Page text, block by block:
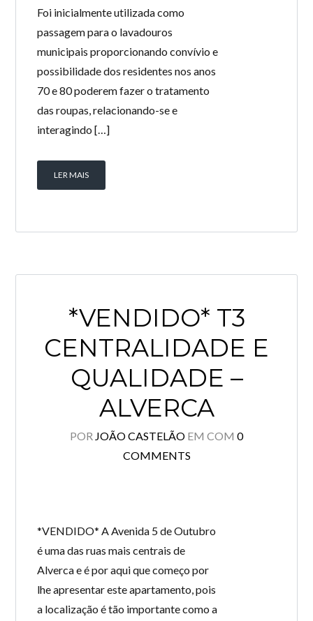
Foi inicialmente utilizada como
passagem para o lavadouros
municipais proporcionando convívio e
possibilidade dos residentes nos anos
70 e 80 poderem fazer o tratamento
das roupas, relacionando-se e
interagindo […]
LER MAIS
*VENDIDO* T3
CENTRALIDADE E
QUALIDADE –
ALVERCA
POR JOÃO CASTELÃO EM COM 0
COMMENTS
*VENDIDO* A Avenida 5 de Outubro
é uma das ruas mais centrais de
Alverca e é por aqui que começo por
lhe apresentar este apartamento, pois
a localização é tão importante como a